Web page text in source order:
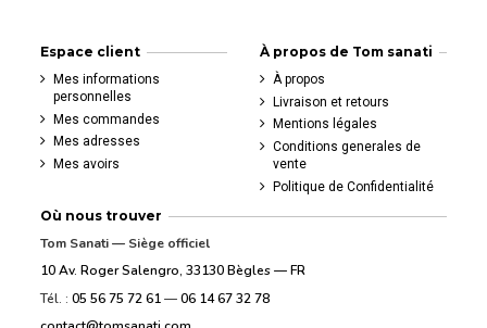
Espace client
Mes informations
personnelles
Mes commandes
Mes adresses
Mes avoirs
À propos de Tom sanati
À propos
Livraison et retours
Mentions légales
Conditions generales de
vente
Politique de Confidentialité
Où nous trouver
Tom Sanati — Siège officiel
10 Av. Roger Salengro, 33130 Bègles — FR
Tél. :05 56 75 72 61—06 14 67 32 78